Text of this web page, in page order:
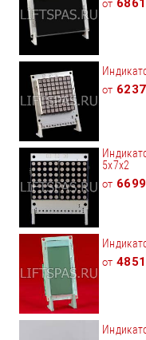
от
от
5x7х2
от
от